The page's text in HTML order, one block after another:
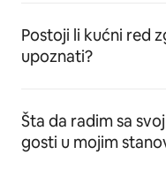
Postoji li kućni red
upoznati?
Šta da radim sa
gosti u mojim